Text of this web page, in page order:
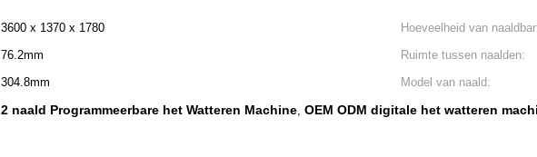
3600 x 1370 x 1780 Hoeveelheid van
76.2mm Ruimte tussen naalden:
304.8mm Model van naald:
2 naald Programmeerbare het Watteren Machine, OEM ODM digitale het watteren